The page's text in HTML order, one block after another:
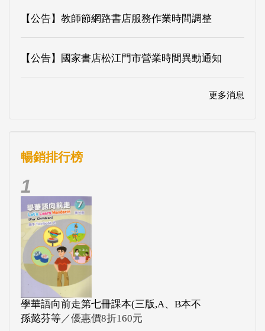
【公告】教師節網路書店服務作業時間調整
【公告】國家書店松江門市營業時間異動通知
更多消息
暢銷排行榜
1
學華語向前走第七冊課本(三版,A、B本不
孫懿芬等／優惠價8折160元